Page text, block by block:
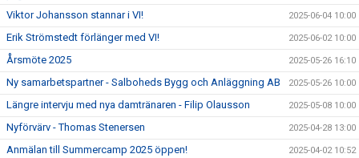
Viktor Johansson stannar i VI! 2025-06-04 10:00
Erik Strömstedt förlänger med VI! 2025-06-02 10:00
Årsmöte 2025 2025-05-26 16:10
Ny samarbetspartner - Salboheds Bygg och Anläggning AB 2025-05-26 10:00
Längre intervju med nya damtränaren - Filip Olausson 2025-05-08 10:00
Nyförvärv - Thomas Stenersen 2025-04-28 13:00
Anmälan till Summercamp 2025 öppen! 2025-04-02 10:52